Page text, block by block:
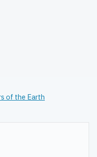
of the Earth